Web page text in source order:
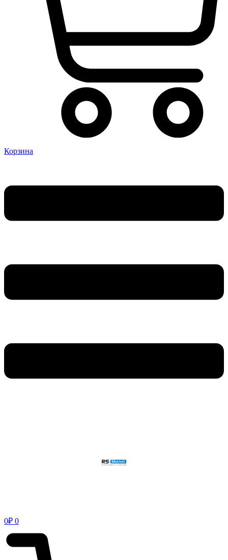
Корзина
0₽ 0